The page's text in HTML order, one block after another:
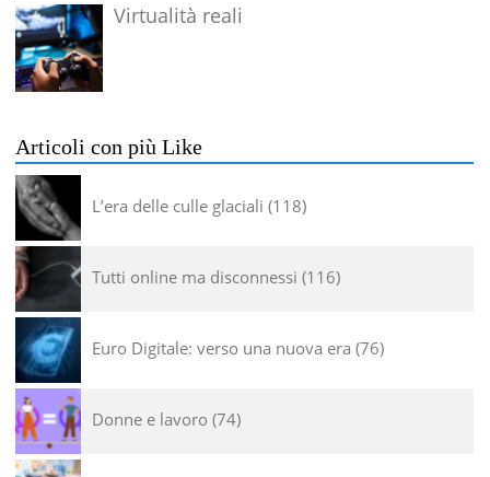
Virtualità reali
Articoli con più Like
L’era delle culle glaciali 118
Tutti online ma disconnessi 116
Euro Digitale: verso una nuova era 76
Donne e lavoro 74